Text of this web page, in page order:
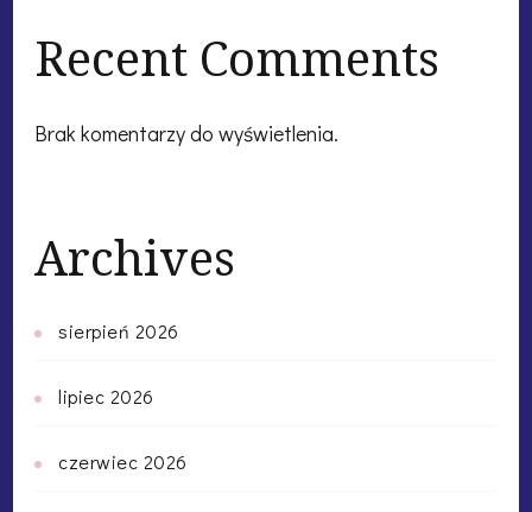
Recent Comments
Brak komentarzy do wyświetlenia.
Archives
sierpień 2026
lipiec 2026
czerwiec 2026